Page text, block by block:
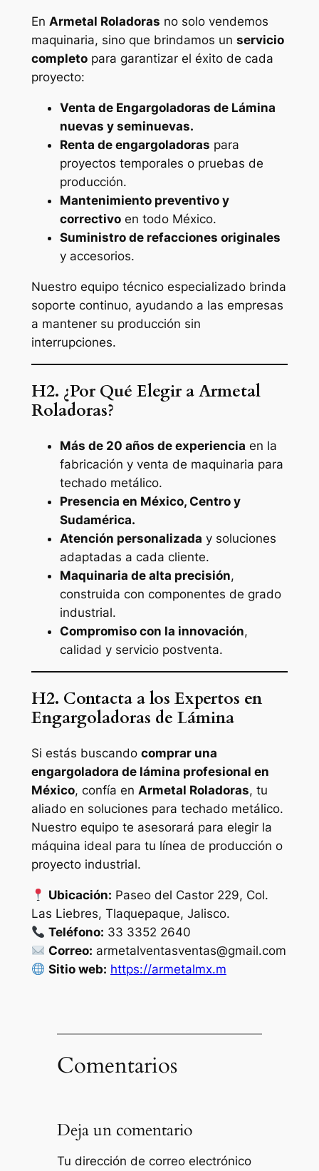
En Armetal Roladoras no solo vendemos
maquinaria, sino que brindamos un servicio
completopara garantizar el éxito de cada
proyecto:
Venta de Engargoladoras de Lámina
nuevas y seminuevas.
Renta de engargoladoras para
proyectos temporales o pruebas de
producción.
Mantenimiento preventivo y
correctivoen todo México.
Suministro de refacciones originales
y accesorios.
Nuestro equipo técnico especializado brinda
soporte continuo, ayudando a las empresas
a mantener su producción sin
interrupciones.
H2. ¿Por Qué Elegir a Armetal
Roladoras?
Más de 20 años de experiencia en la
fabricación y venta de maquinaria para
techado metálico.
Presencia en México, Centro y
Sudamérica.
Atención personalizada y soluciones
adaptadas a cada cliente.
Maquinaria de alta precisión,
construida con componentes de grado
industrial.
Compromiso con la innovación,
calidad y servicio postventa.
H2. Contacta a los Expertos en
Engargoladoras de Lámina
Si estás buscando comprar una
engargoladora de lámina profesional en
México, confía en Armetal Roladoras, tu
aliado en soluciones para techado metálico.
Nuestro equipo te asesorará para elegir la
máquina ideal para tu línea de producción o
proyecto industrial.
Ubicación: Paseo del Castor 229, Col.
Las Liebres, Tlaquepaque, Jalisco.
Teléfono: 33 3352 2640
Correo: armetalventasventas@gmail.com
Sitio web: https://armetalmx.m
Comentarios
Deja un comentario
Tu dirección de correo electrónico